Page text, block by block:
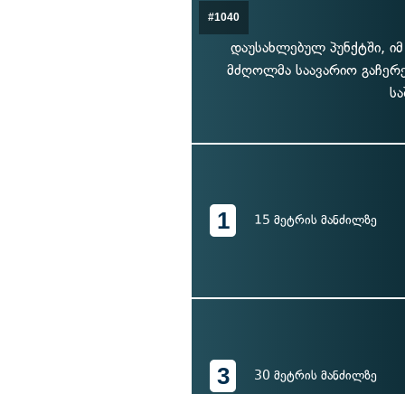
#1040
დაუსახლებულ პუნქტში,
მძღოლმა საავარიო
1 15 მეტრის მანძილზე
3 30 მეტრის მანძილზე